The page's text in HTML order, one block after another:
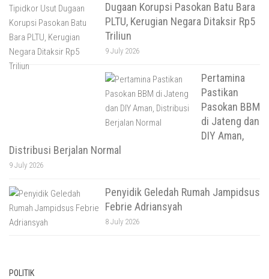
Dugaan Korupsi Pasokan Batu Bara
PLTU, Kerugian Negara Ditaksir Rp5
Triliun
9 July 2026
Pertamina
Pastikan
Pasokan BBM
di Jateng dan
DIY Aman,
Distribusi Berjalan Normal
9 July 2026
Penyidik Geledah Rumah Jampidsus
Febrie Adriansyah
8 July 2026
POLITIK